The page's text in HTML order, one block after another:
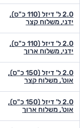
2.0 ל' דיזל (110 כ"ס),
ידני, משלוח קצר
2.0 ל' דיזל (110 כ"ס),
ידני, משלוח ארוך
2.0 ל' דיזל (150 כ"ס),
אוט', משלוח קצר
2.0 ל' דיזל (150 כ"ס),
אוט', משלוח ארוך